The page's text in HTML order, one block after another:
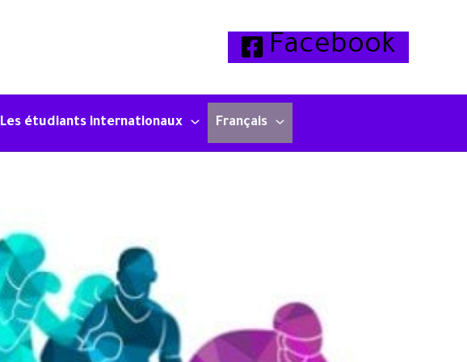
Facebook
Les étudiants internationaux Français